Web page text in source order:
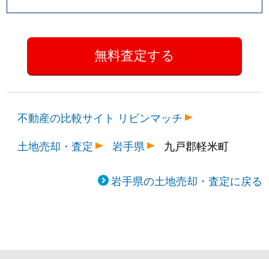
不動産の比較サイト リビンマッチ
土地売却・査定
岩手県 九戸郡軽米町
岩手県の土地売却・査定に戻る